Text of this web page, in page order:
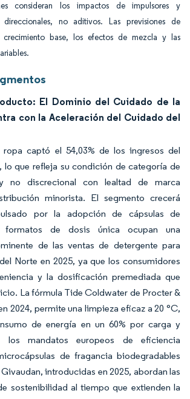
consideran los impactos de impulsores y
direccionales, no aditivos. Las previsiones de
base, los efectos de mezcla y las
El Dominio del Cuidado de la
con la Aceleración del Cuidado del
captó el 54,03% de los ingresos del
lo que refleja su condición de categoría de
no discrecional con lealtad de marca
minorista. El segmento crecerá
por la adopción de cápsulas de
formatos de dosis única ocupan una
de las ventas de detergente para
Norte en 2025, ya que los consumidores
y la dosificación premediada que
La fórmula Tide Coldwater de Procter &
2024, permite una limpieza eficaz a 20 °C,
de energía en un 60% por carga y
los mandatos europeos de eficiencia
de fragancia biodegradables
introducidas en 2025, abordan las
sostenibilidad al tiempo que extienden la